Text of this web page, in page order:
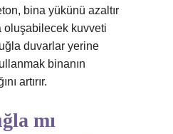
bina yükünü azaltır
oluşabilecek kuvveti
duvarlar yerine
binanın
artırır.
mı